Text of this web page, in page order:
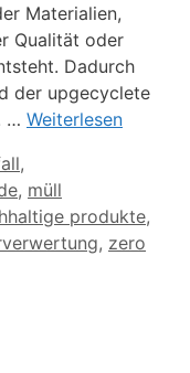
Materialien,
Qualität oder
Dadurch
der upgecyclete
… Weiterlesen
,
, müll
produkte,
, zero